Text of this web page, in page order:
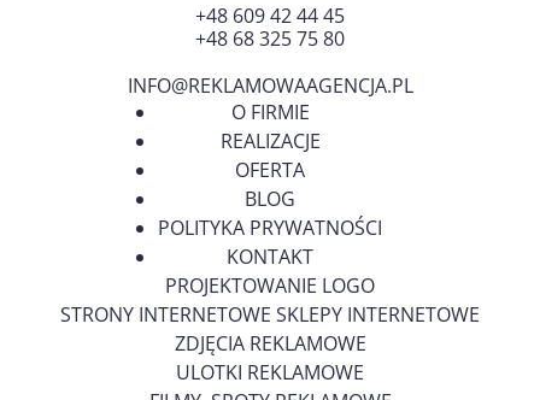
+48 609 42 44 45
+48 68 325 75 80
INFO@REKLAMOWAAGENCJA.PL
O FIRMIE
REALIZACJE
OFERTA
BLOG
POLITYKA PRYWATNOŚCI
KONTAKT
PROJEKTOWANIE LOGO
STRONY INTERNETOWE SKLEPY INTERNETOWE
ZDJĘCIA REKLAMOWE
ULOTKI REKLAMOWE